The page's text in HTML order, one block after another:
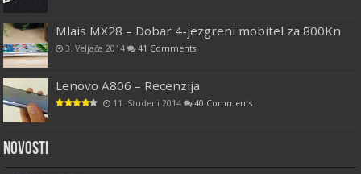
Mlais MX28 – Dobar 4-jezgreni mobitel za 800Kn
3. Veljača 2014 41 Comments
Lenovo A806 – Recenzija
11. Studeni 2014 40 Comments
Novosti